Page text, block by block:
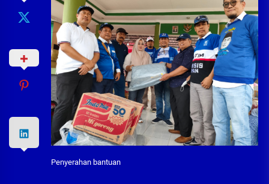
Penyerahan bantuan